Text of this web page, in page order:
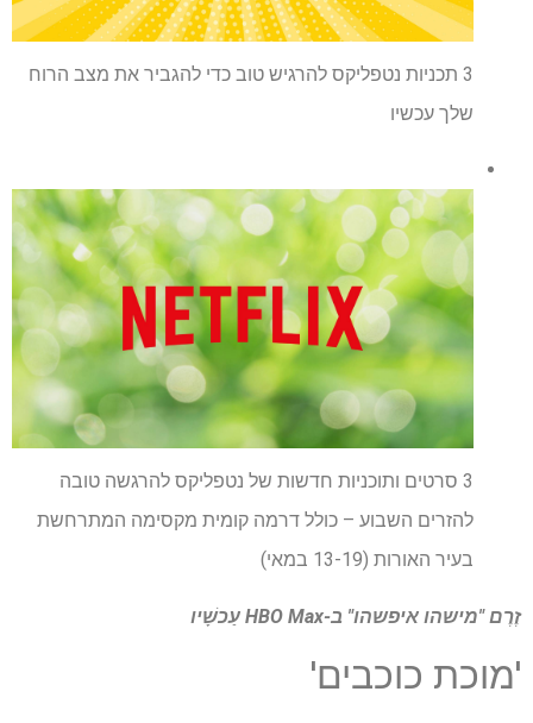
3 תכניות נטפליקס להרגיש טוב כדי להגביר את מצב הרוח
שלך עכשיו
3 סרטים ותוכניות חדשות של נטפליקס להרגשה טובה
להזרים השבוע – כולל דרמה קומית מקסימה המתרחשת
בעיר האורות (13-19 במאי)
זֶרֶם"מישהו איפשהו" ב-HBO Max עַכשָׁיו
'מוכת כוכבים'